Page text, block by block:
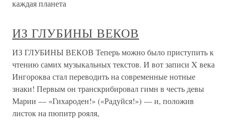
каждая планета
ИЗ ГЛУБИНЫ ВЕКОВ
ИЗ ГЛУБИНЫ ВЕКОВ Теперь можно было приступить к
чтению самих музыкальных текстов. И вот записи X века
Ингороква стал переводить на современные нотные
знаки! Первым он транскрибировал гимн в честь девы
Марии — «Гихароден!» («Радуйся!») — и, положив
листок на пюпитр рояля,